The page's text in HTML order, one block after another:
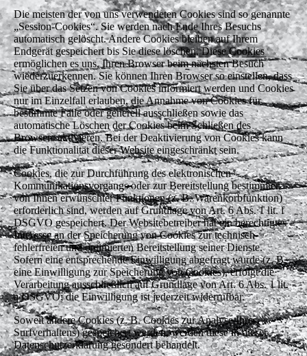
Die meisten der von uns verwendeten Cookies sind so genannte
„Session-Cookies“. Sie werden nach Ende Ihres Besuchs
automatisch gelöscht. Andere Cookies bleiben auf Ihrem
Endgerät gespeichert bis Sie diese löschen. Diese Cookies
ermöglichen es uns, Ihren Browser beim nächsten Besuch
wiederzuerkennen. Sie können Ihren Browser so einstellen, dass
Sie über das Setzen von Cookies informiert werden und Cookies
nur im Einzelfall erlauben, die Annahme von Cookies für
bestimmte Fälle oder generell ausschließen sowie das
automatische Löschen der Cookies beim Schließen des
Browsers aktivieren. Bei der Deaktivierung von Cookies kann
die Funktionalität dieser Website eingeschränkt sein.
Cookies, die zur Durchführung des elektronischen
Kommunikationsvorgangs oder zur Bereitstellung bestimmter,
von Ihnen erwünschter Funktionen (z. B. Warenkorbfunktion)
erforderlich sind, werden auf Grundlage von Art. 6 Abs. 1 lit. f
DSGVO gespeichert. Der Websitebetreiber hat ein berechtigtes
Interesse an der Speicherung von Cookies zur technisch
fehlerfreien und optimierten Bereitstellung seiner Dienste.
Sofern eine entsprechende Einwilligung abgefragt wurde (z. B.
eine Einwilligung zur Speicherung von Cookies), erfolgt die
Verarbeitung ausschließlich auf Grundlage von Art. 6 Abs. 1 lit.
a DSGVO; die Einwilligung ist jederzeit widerrufbar.
Soweit andere Cookies (z. B. Cookies zur Analyse Ihres
Surfverhaltens) gespeichert werden, werden diese in dieser
Datenschutzerklärung gesondert behandelt.